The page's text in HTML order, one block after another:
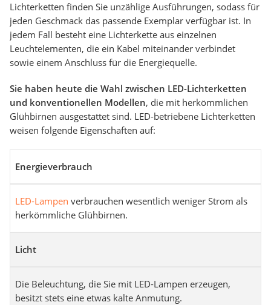
Lichterketten finden Sie unzählige Ausführungen, sodass für
jeden Geschmack das passende Exemplar verfügbar ist. In
jedem Fall besteht eine Lichterkette aus einzelnen
Leuchtelementen, die ein Kabel miteinander verbindet
sowie einem Anschluss für die Energiequelle.
Sie haben heute die Wahl zwischen LED-Lichterketten
und konventionellen Modellen, die mit herkömmlichen
Glühbirnen ausgestattet sind. LED-betriebene Lichterketten
weisen folgende Eigenschaften auf:
Energieverbrauch
LED-Lampen verbrauchen wesentlich weniger Strom als
herkömmliche Glühbirnen.
Licht
Die Beleuchtung, die Sie mit LED-Lampen erzeugen,
besitzt stets eine etwas kalte Anmutung.